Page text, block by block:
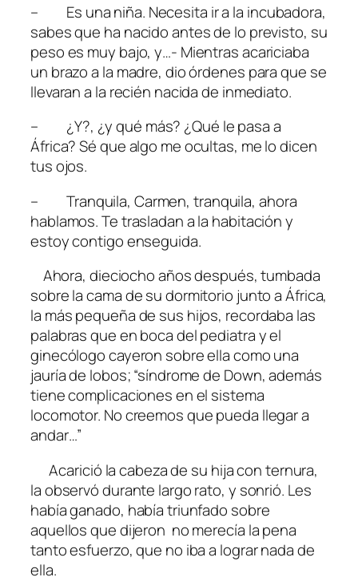
– Es una niña. Necesita ir a la incubadora,
sabes que ha nacido antes de lo previsto, su
peso es muy bajo, y…- Mientras acariciaba
un brazo a la madre, dio órdenes para que se
llevaran a la recién nacida de inmediato.
– ¿Y?, ¿y qué más? ¿Qué le pasa a
África? Sé que algo me ocultas, me lo dicen
tus ojos.
– Tranquila, Carmen, tranquila, ahora
hablamos. Te trasladan a la habitación y
estoy contigo enseguida.
Ahora, dieciocho años después, tumbada
sobre la cama de su dormitorio junto a África,
la más pequeña de sus hijos, recordaba las
palabras que en boca del pediatra y el
ginecólogo cayeron sobre ella como una
jauría de lobos; “síndrome de Down, además
tiene complicaciones en el sistema
locomotor. No creemos que pueda llegar a
andar…”
Acarició la cabeza de su hija con ternura,
la observó durante largo rato, y sonrió. Les
había ganado, había triunfado sobre
aquellos que dijeron no merecía la pena
tanto esfuerzo, que no iba a lograr nada de
ella.